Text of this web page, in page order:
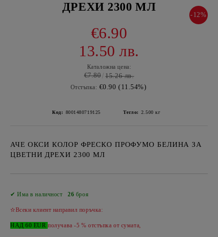
ДРЕХИ 2300 МЛ
-12%
€6.90
13.50 лв.
Каталожна цена:
€7.80 15.26 лв.
Отстъпка: €0.90 (11.54%)
Код: 8001480719125 Тегло: 2.500 кг
АЧЕ ОКСИ КОЛОР ФРЕСКО ПРОФУМО БЕЛИНА ЗА
ЦВЕТНИ ДРЕХИ 2300 МЛ
✔ Има в наличност26 броя
✫Всеки клиент направил поръчка:
НАД 60 EURполучава -5 % отстъпка от сумата,